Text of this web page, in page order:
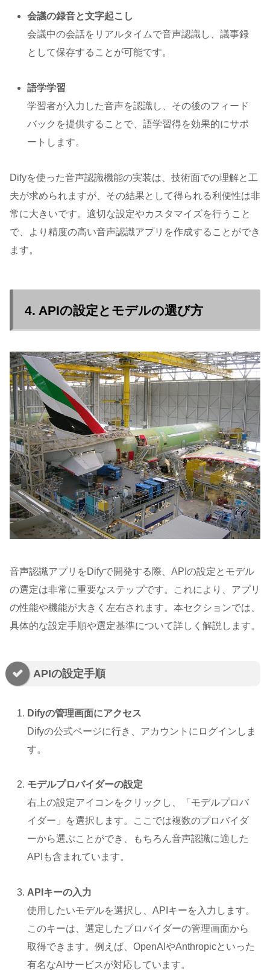
会議の録音と文字起こし
会議中の会話をリアルタイムで音声認識し、議事録
として保存することが可能です。
語学学習
学習者が入力した音声を認識し、その後のフィード
バックを提供することで、語学習得を効果的にサポ
ートします。
Difyを使った音声認識機能の実装は、技術面での理解と工
夫が求められますが、その結果として得られる利便性は非
常に大きいです。適切な設定やカスタマイズを行うこと
で、より精度の高い音声認識アプリを作成することができ
ます。
4. APIの設定とモデルの選び方
音声認識アプリをDifyで開発する際、APIの設定とモデル
の選定は非常に重要なステップです。これにより、アプリ
の性能や機能が大きく左右されます。本セクションでは、
具体的な設定手順や選定基準について詳しく解説します。
APIの設定手順
Difyの管理画面にアクセス
Difyの公式ページに行き、アカウントにログインしま
す。
モデルプロバイダーの設定
右上の設定アイコンをクリックし、「モデルプロバ
イダー」を選択します。ここでは複数のプロバイダ
ーから選ぶことができ、もちろん音声認識に適した
APIも含まれています。
APIキーの入力
使用したいモデルを選択し、APIキーを入力します。
このキーは、選定したプロバイダーの管理画面から
取得できます。例えば、OpenAIやAnthropicといった
有名なAIサービスが対応しています。